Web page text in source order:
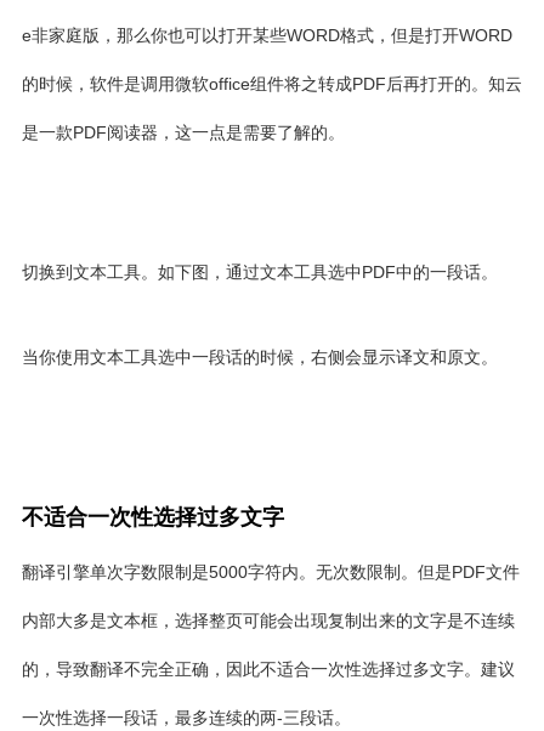
e非家庭版，那么你也可以打开某些WORD格式，但是打开WORD
的时候，软件是调用微软office组件将之转成PDF后再打开的。知云
是一款PDF阅读器，这一点是需要了解的。
切换到文本工具。如下图，通过文本工具选中PDF中的一段话。
当你使用文本工具选中一段话的时候，右侧会显示译文和原文。
不适合一次性选择过多文字
翻译引擎单次字数限制是5000字符内。无次数限制。但是PDF文件
内部大多是文本框，选择整页可能会出现复制出来的文字是不连续
的，导致翻译不完全正确，因此不适合一次性选择过多文字。建议
一次性选择一段话，最多连续的两-三段话。